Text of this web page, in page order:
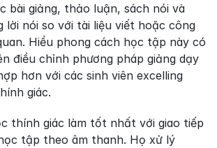
bài giảng, thảo luận, sách nói và
lời nói so với tài liệu viết hoặc công
Hiểu phong cách học tập này có
điều chỉnh phương pháp giảng dạy
hơn với các sinh viên excelling
giác.
thính giác làm tốt nhất với giao tiếp
tập theo âm thanh. Họ xử lý